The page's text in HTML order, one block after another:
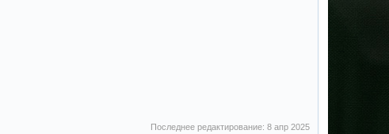
Последнее редактирование: 8 апр 2025